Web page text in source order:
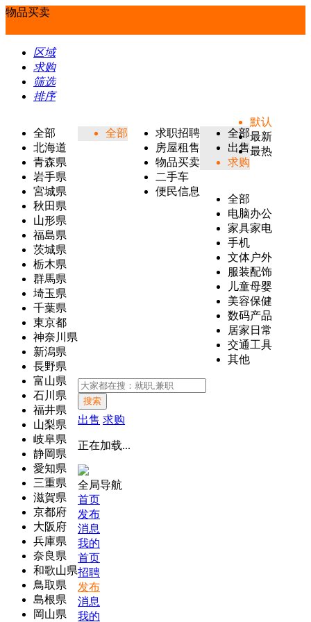
物品买卖
区域
求购
筛选
排序
全部
北海道
青森県
岩手県
宮城県
秋田県
山形県
福島県
茨城県
栃木県
群馬県
埼玉県
千葉県
東京都
神奈川県
新潟県
長野県
富山県
石川県
福井県
山梨県
岐阜県
静岡県
愛知県
三重県
滋賀県
京都府
大阪府
兵庫県
奈良県
和歌山県
鳥取県
島根県
岡山県
全部
求职招聘
房屋租售
物品买卖
二手车
便民信息
全部
出售
求购
全部
电脑办公
家具家电
手机
文体户外
服装配饰
儿童母婴
美容保健
数码产品
居家日常
交通工具
其他
默认
最新
最热
搜索
出售 求购
正在加载...
全局导航
首页
发布
消息
我的
首页
招聘
发布
消息
我的